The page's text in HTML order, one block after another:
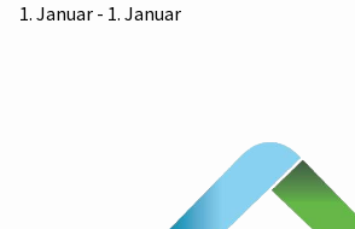
1. Januar - 1. Januar